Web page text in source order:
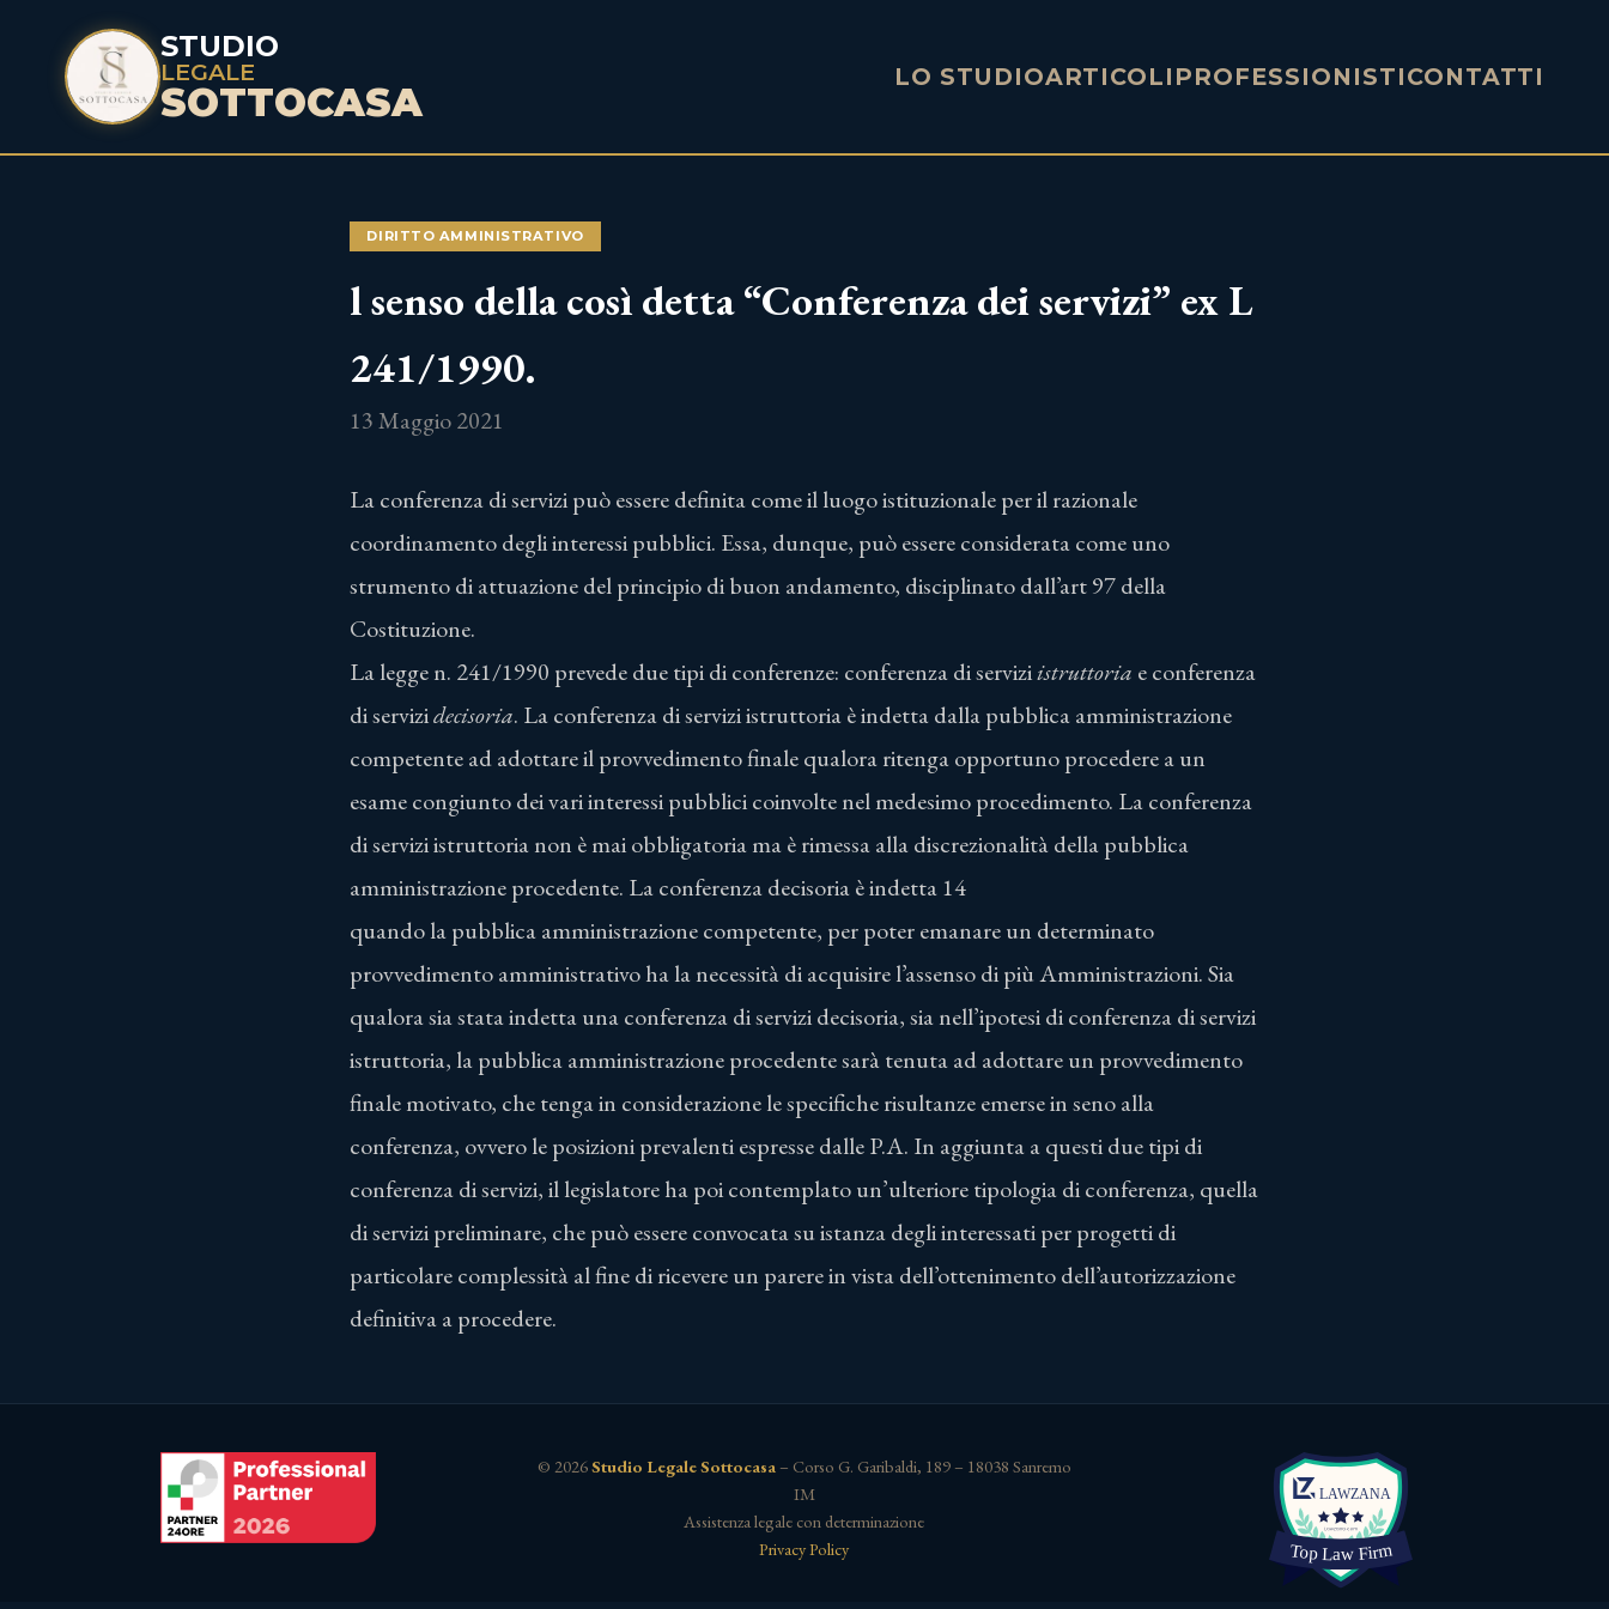
STUDIO
LEGALE
SOTTOCASA
LO STUDIOARTICOLI PROFESSIONISTICONTATTI
DIRITTO AMMINISTRATIVO
l senso della così detta “Conferenza dei servizi” ex L
241/1990.
13 Maggio 2021
La conferenza di servizi può essere definita come il luogo istituzionale per il razionale
coordinamento degli interessi pubblici. Essa, dunque, può essere considerata come uno
strumento di attuazione del principio di buon andamento, disciplinato dall’art 97 della
Costituzione.
La legge n. 241/1990 prevede due tipi di conferenze: conferenza di serviziistruttoria e conferenza
di servizidecisoria. La conferenza di servizi istruttoria è indetta dalla pubblica amministrazione
competente ad adottare il provvedimento finale qualora ritenga opportuno procedere a un
esame congiunto dei vari interessi pubblici coinvolte nel medesimo procedimento. La conferenza
di servizi istruttoria non è mai obbligatoria ma è rimessa alla discrezionalità della pubblica
amministrazione procedente. La conferenza decisoria è indetta 14
quando la pubblica amministrazione competente, per poter emanare un determinato
provvedimento amministrativo ha la necessità di acquisire l’assenso di più Amministrazioni. Sia
qualora sia stata indetta una conferenza di servizi decisoria, sia nell’ipotesi di conferenza di servizi
istruttoria, la pubblica amministrazione procedente sarà tenuta ad adottare un provvedimento
finale motivato, che tenga in considerazione le specifiche risultanze emerse in seno alla
conferenza, ovvero le posizioni prevalenti espresse dalle P.A. In aggiunta a questi due tipi di
conferenza di servizi, il legislatore ha poi contemplato un’ulteriore tipologia di conferenza, quella
di servizi preliminare, che può essere convocata su istanza degli interessati per progetti di
particolare complessità al fine di ricevere un parere in vista dell’ottenimento dell’autorizzazione
definitiva a procedere.
© 2026Studio Legale Sottocasa– Corso G. Garibaldi, 189 – 18038 Sanremo
IM
Assistenza legale con determinazione
Privacy Policy